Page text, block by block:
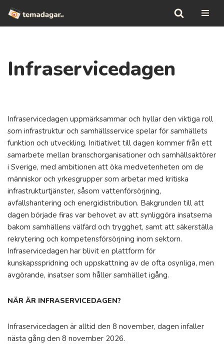
Hoppa
Infraservicedagen
Infraservicedagen uppmärksammar och hyllar den viktiga roll
som infrastruktur och samhällsservice spelar för samhällets
funktion och utveckling. Initiativet till dagen kommer från ett
samarbete mellan branschorganisationer och samhällsaktörer
i Sverige, med ambitionen att öka medvetenheten om de
människor och yrkesgrupper som arbetar med kritiska
infrastrukturtjänster, såsom vattenförsörjning,
avfallshantering och energidistribution. Bakgrunden till att
dagen började firas var behovet av att synliggöra insatserna
bakom samhällens välfärd och trygghet, samt att säkerställa
rekrytering och kompetensförsörjning inom sektorn.
Infraservicedagen har blivit en plattform för
kunskapsspridning och uppskattning av de ofta osynliga, men
avgörande, insatser som håller samhället igång.
NÄR ÄR INFRASERVICEDAGEN?
Infraservicedagen är alltid den 8 november, dagen infaller
nästa gång den 8 november 2026.